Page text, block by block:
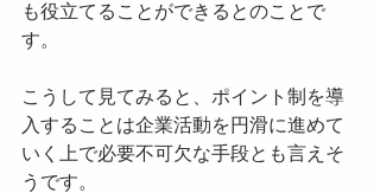
も役立てることができるとのことで
す。
こうして見てみると、ポイント制を導
入することは企業活動を円滑に進めて
いく上で必要不可欠な手段とも言えそ
うです。